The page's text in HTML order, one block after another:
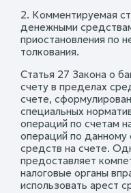
2. Комментируемая
денежными
приостановления по
толкования.
Статья 27 Закона о
счету в пределах
счете,
специальных
операций по счетам
операций по данному
средств на счете.
предоставляет
налоговые органы
использовать арест